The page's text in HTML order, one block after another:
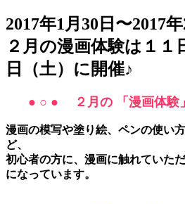
2017年1月30日〜2017年
２月の漫画体験は１１
日（土）に開催♪
● ○ ● ２ 月の 「 漫画体験
漫画の模写や塗り絵、ペンの使い
ど、
初心者の方に、漫画に触れていた
になっています。